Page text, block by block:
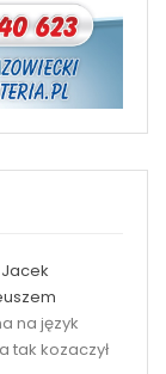
na język
tak kozaczył